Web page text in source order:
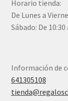
Horario tienda:
De Lunes a
Sábado: De 10:30
Información de
641305108